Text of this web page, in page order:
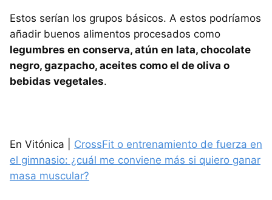
Estos serían los grupos básicos. A estos podríamos
añadir buenos alimentos procesados como
legumbres en conserva, atún en lata, chocolate
negro, gazpacho, aceites como el de oliva o
bebidas vegetales.
En Vitónica | CrossFit o entrenamiento de fuerza en
el gimnasio: ¿cuál me conviene más si quiero ganar
masa muscular?